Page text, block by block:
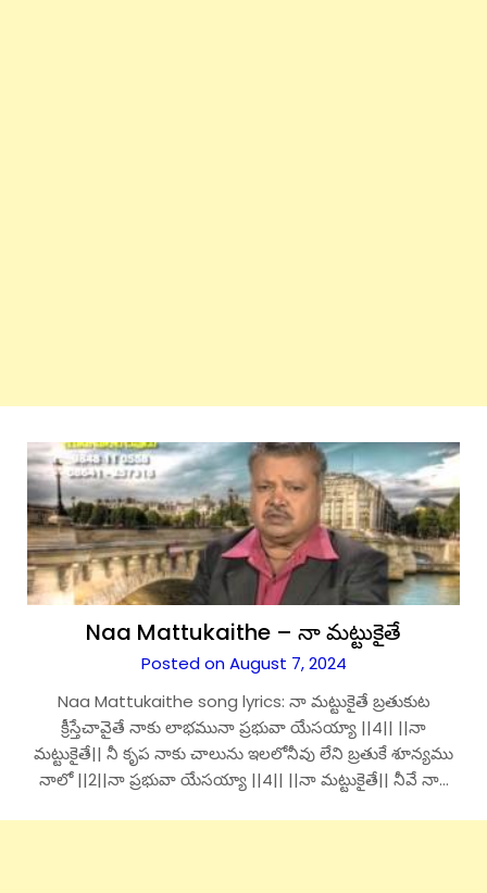
Naa Mattukaithe – నా మట్టుకైతే
Posted on August 7, 2024
Naa Mattukaithe song lyrics: నా మట్టుకైతే బ్రతుకుట
క్రీస్తేచావైతే నాకు లాభమునా ప్రభువా యేసయ్యా ||4|| ||నా
మట్టుకైతే|| నీ కృప నాకు చాలును ఇలలోనీవు లేని బ్రతుకే శూన్యము
నాలో ||2||నా ప్రభువా యేసయ్యా ||4|| ||నా మట్టుకైతే|| నీవే నా…